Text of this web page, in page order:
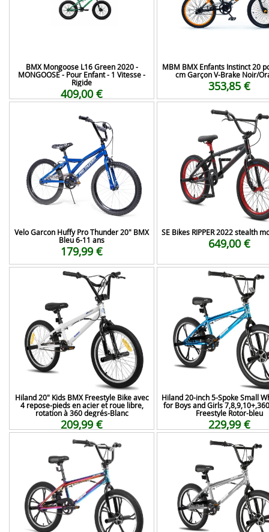
BMX Mongoose L16 Green 2020 -
MONGOOSE - Pour Enfant - 1 Vitesse -
Rigide
409,00 €
MBM BMX Enfants Instinct 20
cm Garçon V-Brake Noir/
353,85 €
Velo Garcon Huffy Pro Thunder 20" BMX
Bleu 6-11 ans
179,99 €
SE Bikes RIPPER 2022 stealth
649,00 €
Hiland 20" Kids BMX Freestyle Bike avec
4 repose-pieds en acier et roue libre,
rotation à 360 degrés-Blanc
209,99 €
Hiland 20-inch 5-Spoke Small
for Boys and Girls
Freestyle Rotor-bleu
229,99 €